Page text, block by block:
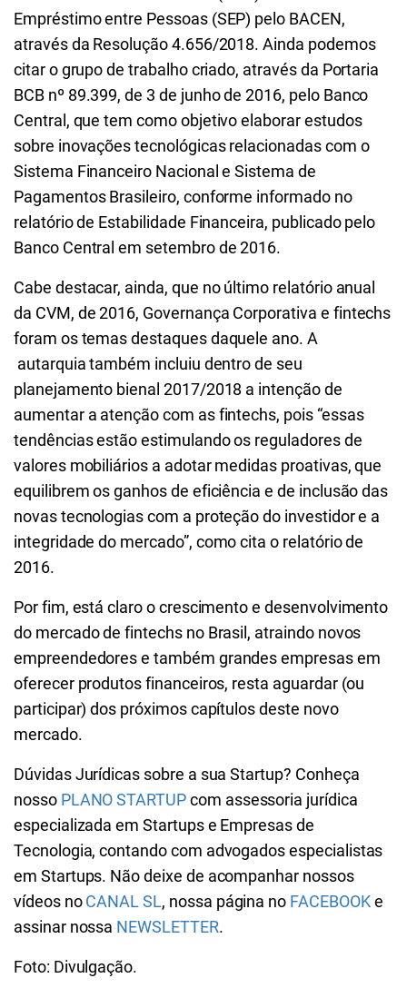
Empréstimo entre Pessoas (SEP) pelo BACEN,
através da Resolução 4.656/2018. Ainda podemos
citar o grupo de trabalho criado, através da Portaria
BCB nº 89.399, de 3 de junho de 2016, pelo Banco
Central, que tem como objetivo elaborar estudos
sobre inovações tecnológicas relacionadas com o
Sistema Financeiro Nacional e Sistema de
Pagamentos Brasileiro, conforme informado no
relatório de Estabilidade Financeira, publicado pelo
Banco Central em setembro de 2016.
Cabe destacar, ainda, que no último relatório anual
da CVM, de 2016, Governança Corporativa e fintechs
foram os temas destaques daquele ano. A
autarquia também incluiu dentro de seu
planejamento bienal 2017/2018 a intenção de
aumentar a atenção com as fintechs, pois “essas
tendências estão estimulando os reguladores de
valores mobiliários a adotar medidas proativas, que
equilibrem os ganhos de eficiência e de inclusão das
novas tecnologias com a proteção do investidor e a
integridade do mercado”, como cita o relatório de
2016.
Por fim, está claro o crescimento e desenvolvimento
do mercado de fintechs no Brasil, atraindo novos
empreendedores e também grandes empresas em
oferecer produtos financeiros, resta aguardar (ou
participar) dos próximos capítulos deste novo
mercado.
Dúvidas Jurídicas sobre a sua Startup? Conheça
nosso PLANO STARTUPcom assessoria jurídica
especializada em Startups e Empresas de
Tecnologia, contando com advogados especialistas
em Startups. Não deixe de acompanhar nossos
vídeos noCANAL SL, nossa página no FACEBOOKe
assinar nossa NEWSLETTER.
Foto: Divulgação.